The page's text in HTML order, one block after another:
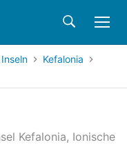
Kefalonia
Kefalonia, Ionische